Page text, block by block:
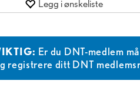
Legg i ønskeliste
Er du DNT-medlem
registrere ditt DNT